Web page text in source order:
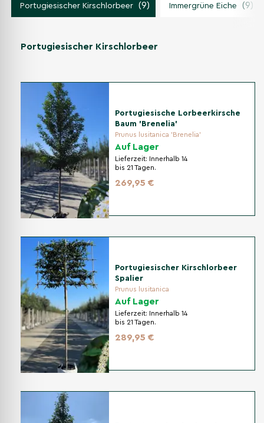
Immergrüne Eiche (9)
Portugiesischer Kirschlorbeer (9)
Portugiesischer Kirschlorbeer
Portugiesische Lorbeerkirsche
Baum 'Brenelia'
Prunus lusitanica 'Brenelia'
Auf Lager
Lieferzeit:
Innerhalb 14
bis 21 Tagen.
269,95 €
Portugiesischer Kirschlorbeer
Spalier
Prunus lusitanica
Auf Lager
Lieferzeit:
Innerhalb 14
bis 21 Tagen.
289,95 €